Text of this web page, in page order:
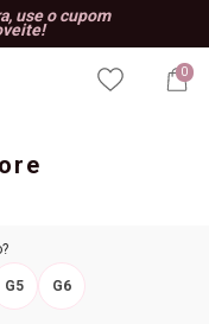
use o cupom
0
G5 G6